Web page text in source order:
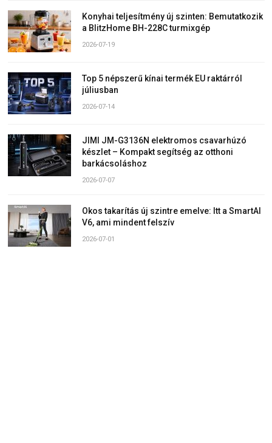
Konyhai teljesítmény új szinten: Bemutatkozik
a BlitzHome BH-228C turmixgép
2026-07-19
Top 5 népszerű kínai termék EU raktárról
júliusban
2026-07-14
JIMI JM-G3136N elektromos csavarhúzó
készlet – Kompakt segítség az otthoni
barkácsoláshoz
2026-07-07
Okos takarítás új szintre emelve: Itt a SmartAI
V6, ami mindent felszív
2026-07-01